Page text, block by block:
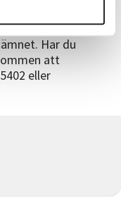
att det inte
med sina egna
Har du
att
eller